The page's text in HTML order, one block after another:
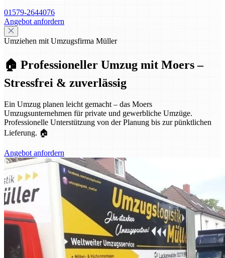
01579-2644076
Angebot anfordern
Umziehen mit Umzugsfirma Müller
🏠 Professioneller Umzug mit Moers –
Stressfrei & zuverlässig
Ein Umzug planen leicht gemacht – das Moers
Umzugsunternehmen für private und gewerbliche Umzüge.
Professionelle Unterstützung von der Planung bis zur pünktlichen
Lieferung. 🏠
Angebot anfordern